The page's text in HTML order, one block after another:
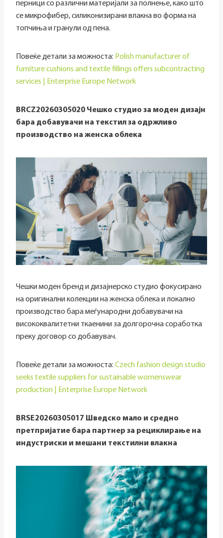
перници со различни материјали за полнење, како што
се микрофибер, силиконизирани влакна во форма на
топчиња и гранули од пена.
Повеќе детали за можноста: Polish manufacturer of
furniture cushions and textile fillings offers subcontracting
services | Enterprise Europe Network
BRCZ20260305020 Чешко студио за моден дизајн
бара добавувачи на текстил за одржливо
производство на женска облека
Чешки моден бренд и дизајнерско студио фокусирано
на оригинални колекции на женска облека и локално
производство бара меѓународни добавувачи на
висококвалитетни ткаенини за долгорочна соработка
преку договор со добавувач.
Повеќе детали за можноста: Czech fashion design studio
seeks textile suppliers for sustainable womenswear
production | Enterprise Europe Network
BRSE20260305017 Шведско мало и средно
претпријатие бара партнер за рециклирање на
индустриски и мешани текстилни влакна